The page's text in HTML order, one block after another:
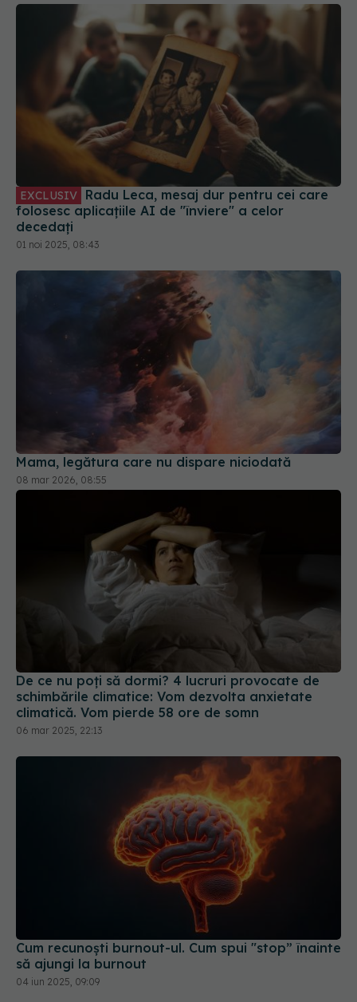
EXCLUSIV
folosesc aplicațiile AI de "înviere" a celor
decedați
01 noi 2025, 08:43
Mama, legătura care nu dispare niciodată
08 mar 2026, 08:55
De ce nu poți să dormi? 4 lucruri provocate de
schimbările climatice: Vom dezvolta anxietate
climatică. Vom pierde 58 ore de somn
06 mar 2025, 22:13
Cum recunoști burnout-ul. Cum spui "stop” înainte
să ajungi la burnout
04 iun 2025, 09:09